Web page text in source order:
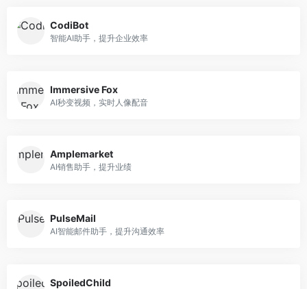
CodiBot
智能AI助手，提升企业效率
Immersive Fox
AI秒变视频，实时人像配音
Amplemarket
AI销售助手，提升业绩
PulseMail
AI智能邮件助手，提升沟通效率
SpoiledChild